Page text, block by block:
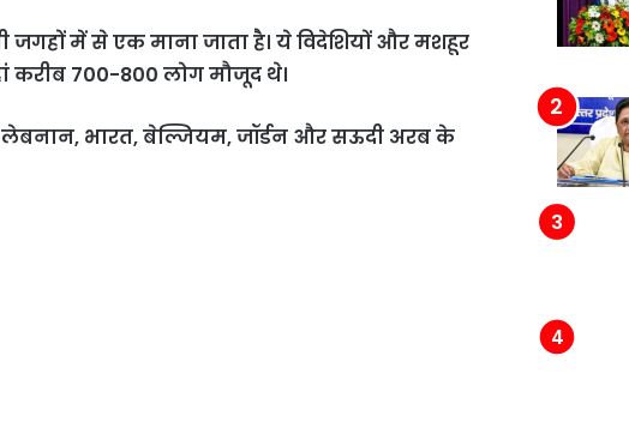
में से एक माना जाता है। ये विदेशियों और मशहूर
करीब 700-800 लोग मौजूद थे।
लेबनान, भारत, बेल्जियम, जॉर्डन और सऊदी अरब के